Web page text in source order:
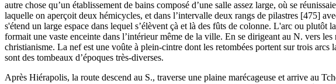
autre chose qu’un établissement de bains composé d’une salle assez large, où se
laquelle on aperçoit deux hémicycles, et dans l’intervalle deux rangs de pilastres [475]
s'étend un large espace dans lequel s’élèvent çà et là des fûts de colonne. L'arc ou
formait une vaste enceinte dans l’intérieur même de la ville. En se dirigeant au N. vers
christianisme. La nef est une voûte à plein-cintre dont les retombées portent sur trois
sont des tombeaux d’époques très-diverses.
Après Hiérapolis, la route descend au S., traverse une plaine marécageuse et arrive au